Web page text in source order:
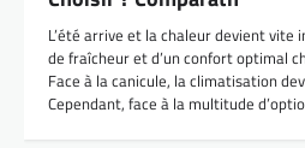
L’été arrive et la chaleur devient vite
de fraîcheur et d’un confort optimal
Face à la canicule, la climatisation
Cependant, face à la multitude